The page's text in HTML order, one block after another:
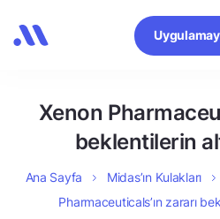
Xenon
beklentilerin
Ana Sayfa Midas’ın Kulakları
Pharmaceuticals’ın zararı